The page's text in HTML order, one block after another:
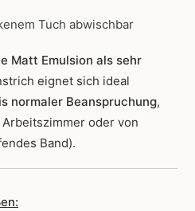
Tuch abwischbar
Matt Emulsion als sehr
eignet sich ideal
normaler Beanspruchung,
oder von
Band).